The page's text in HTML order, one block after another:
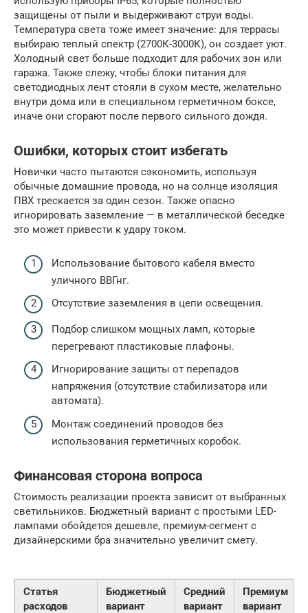
защищены от пыли и выдерживают струи воды.
Температура света тоже имеет значение: для террасы
выбираю теплый спектр (2700К-3000К), он создает уют.
Холодный свет больше подходит для рабочих зон или
гаража. Также слежу, чтобы блоки питания для
светодиодных лент стояли в сухом месте, желательно
внутри дома или в специальном герметичном боксе,
иначе они сгорают после первого сильного дождя.
Ошибки, которых стоит избегать
Новички часто пытаются сэкономить, используя
обычные домашние провода, но на солнце изоляция
ПВХ трескается за один сезон. Также опасно
игнорировать заземление — в металлической беседке
это может привести к удару током.
Использование бытового кабеля вместо
уличного ВВГнг.
Отсутствие заземления в цепи освещения.
Подбор слишком мощных ламп, которые
перегревают пластиковые плафоны.
Игнорирование защиты от перепадов
напряжения (отсутствие стабилизатора или
автомата).
Монтаж соединений проводов без
использования герметичных коробок.
Финансовая сторона вопроса
Стоимость реализации проекта зависит от выбранных
светильников. Бюджетный вариант с простыми LED-
лампами обойдется дешевле, премиум-сегмент с
дизайнерскими бра значительно увеличит смету.
Статья
расходов
Бюджетный
вариант
Средний
вариант
Премиум
вариант